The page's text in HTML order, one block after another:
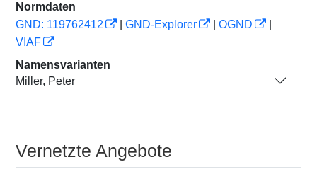
Normdaten
GND: 119762412
GND-Explorer OGND
VIAF
Namensvarianten
Miller, Peter
Vernetzte Angebote